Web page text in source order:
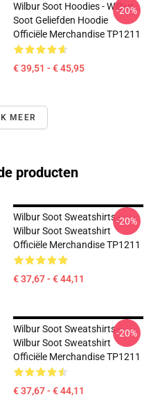
Wilbur Soot Hoodies - Wilbur
Soot Geliefden Hoodie
Officiële Merchandise TP1211
€ 39,51 - € 45,95
-20%
MEER
producten
Wilbur Soot Sweatshirts -
Wilbur Soot Sweatshirt
Officiële Merchandise TP1211
€ 37,67 - € 44,11
-20%
Wilbur Soot Sweatshirts -
Wilbur Soot Sweatshirt
Officiële Merchandise TP1211
€ 37,67 - € 44,11
-20%